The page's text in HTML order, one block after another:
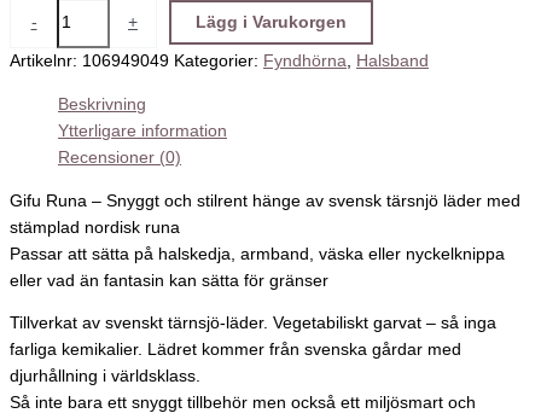
- + Lägg i Varukorgen
Artikelnr: 106949049 Kategorier: Fyndhörna, Halsband
Beskrivning
Ytterligare information
Recensioner (0)
Gifu Runa – Snyggt och stilrent hänge av svensk tärsnjö läder med
stämplad nordisk runa
Passar att sätta på halskedja, armband, väska eller nyckelknippa
eller vad än fantasin kan sätta för gränser
Tillverkat av svenskt tärnsjö-läder. Vegetabiliskt garvat – så inga
farliga kemikalier. Lädret kommer från svenska gårdar med
djurhållning i världsklass.
Så inte bara ett snyggt tillbehör men också ett miljösmart och